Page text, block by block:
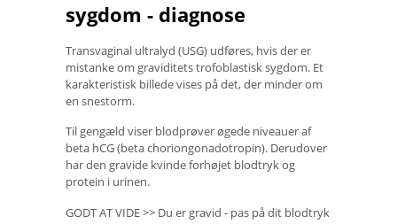
sygdom - diagnose
Transvaginal ultralyd (USG) udføres, hvis der er
mistanke om graviditets trofoblastisk sygdom. Et
karakteristisk billede vises på det, der minder om
en snestorm.
Til gengæld viser blodprøver øgede niveauer af
beta hCG (beta choriongonadotropin). Derudover
har den gravide kvinde forhøjet blodtryk og
protein i urinen.
GODT AT VIDE >> Du er gravid - pas på dit blodtryk